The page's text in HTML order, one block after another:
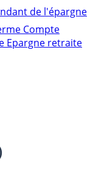
de l'épargne
Compte
Epargne retraite